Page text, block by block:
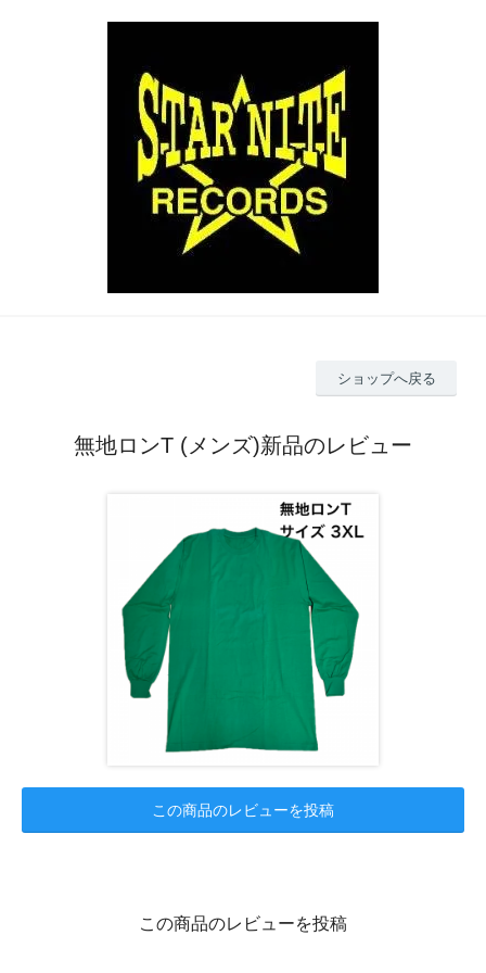
ショップへ戻る
無地ロンT (メンズ)新品のレビュー
この商品のレビューを投稿
この商品のレビューを投稿